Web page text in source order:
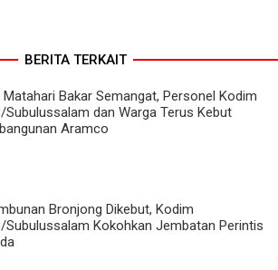
BERITA TERKAIT
Matahari Bakar Semangat, Personel Kodim
Subulussalam dan Warga Terus Kebut
Aramco
Bronjong Dikebut, Kodim
Subulussalam Kokohkan Jembatan Perintis